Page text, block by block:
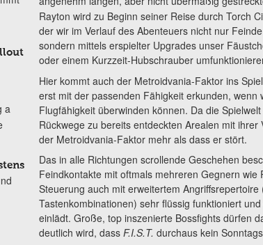
Rayton wird zu Beginn seiner Reise durch Torch
der wir im Verlauf des Abenteuers nicht nur
sondern mittels erspielter Upgrades unser
oder einem Kurzzeit-Hubschrauber
Hier kommt auch der Metroidvania-Faktor ins
erst mit der passenden Fähigkeit erkunden,
Flugfähigkeit überwinden können. Da die
Rückwege zu bereits entdeckten Arealen mit
der Metroidvania-Faktor mehr als dass er stört.
Das in alle Richtungen scrollende Geschehen
Feindkontakte mit oftmals mehreren Gegnern
Steuerung auch mit erweitertem
Tastenkombinationen) sehr flüssig funktioniert
einlädt. Große, top inszenierte Bossfights dürfen
deutlich wird, dass F.I.S.T. durchaus kein
a